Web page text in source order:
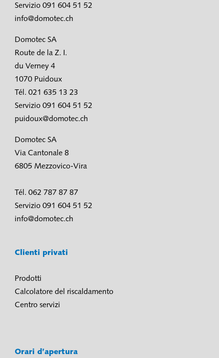
Servizio 091 604 51 52
info@domotec.ch
Domotec SA
Route de la Z. I.
du Verney 4
1070 Puidoux
Tél. 021 635 13 23
Servizio 091 604 51 52
puidoux@domotec.ch
Domotec SA
Via Cantonale 8
6805 Mezzovico-Vira
Tél. 062 787 87 87
Servizio 091 604 51 52
info@domotec.ch
Clienti privati
Prodotti
Calcolatore del riscaldamento
Centro servizi
Orari d’apertura